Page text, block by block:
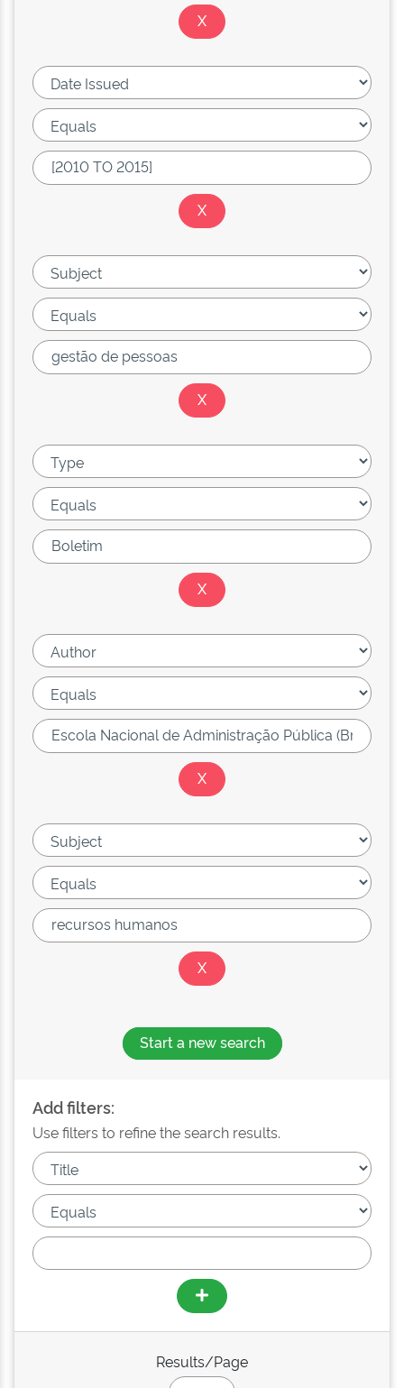
Start a new search
Add filters:
Use filters to refine the search results.
Results/Page